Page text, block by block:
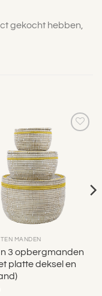
gekocht hebben,
Toevoegen
aan
verlanglijst
MANDEN
3 opbergmanden
platte deksel en